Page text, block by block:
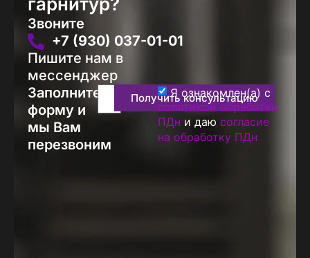
Звоните
+7 (930) 037-01-01
Пишите нам в
мессенджер
Заполните
форму и
мы Вам
перезвоним
Получить консультацию
Я ознакомлен(а) с
политикой обработки
ПДн и даю согласие
на обработку ПДн